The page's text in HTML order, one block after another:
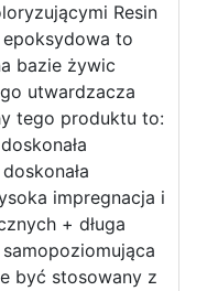
Resin
to
bazie żywic
utwardzacza
tego produktu to:
impregnacja i
+ długa
być stosowany z